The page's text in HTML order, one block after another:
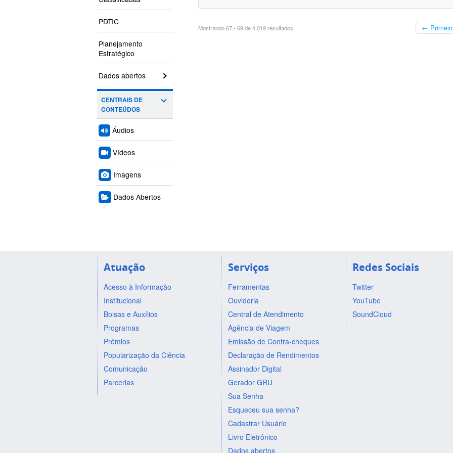
PDTIC
Planejamento
Estratégico
Dados abertos
CENTRAIS DE
CONTEÚDOS
Áudios
Vídeos
Imagens
Dados Abertos
Mostrando 67 - 69 de 4.019 resultados. ←
Atuação
Acesso à Informação
Institucional
Bolsas e Auxílios
Programas
Prêmios
Popularização da Ciência
Comunicação
Parcerias
Serviços
Ferramentas
Ouvidoria
Central de Atendimento
Agência de Viagem
Emissão de Contra-cheques
Declaração de Rendimentos
Assinador Digital
Gerador GRU
Sua Senha
Esqueceu sua senha?
Cadastrar Usuário
Livro Eletrônico
Dados abertos
Redes Sociais
Twitter
YouTube
SoundCloud